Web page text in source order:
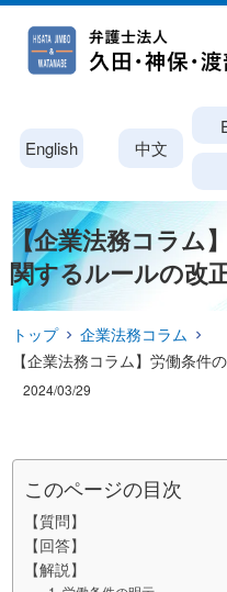
English 中文
【企業法務コラム
関するルールの改
トップ
企業法務コラム
【企業法務コラム】労働条件
2024/03/29
このページの目次
【質問】
【回答】
【解説】